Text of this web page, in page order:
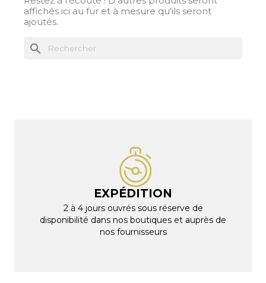
affichés ici au fur et à mesure qu'ils seront
ajoutés.
search
EXPÉDITION
2 à 4 jours ouvrés sous réserve de
disponibilité dans nos boutiques et auprès de
nos fournisseurs